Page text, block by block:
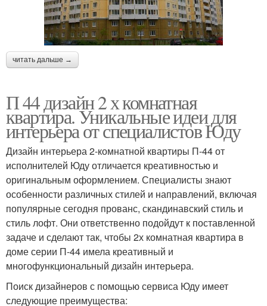
читать дальше →
П 44 дизайн 2 х комнатная
квартира. Уникальные идеи для
интерьера от специалистов Юду
Дизайн интерьера 2-комнатной квартиры П-44 от
исполнителей Юду отличается креативностью и
оригинальным оформлением. Специалисты знают
особенности различных стилей и направлений, включая
популярные сегодня прованс, скандинавский стиль и
стиль лофт. Они ответственно подойдут к поставленной
задаче и сделают так, чтобы 2х комнатная квартира в
доме серии П-44 имела креативный и
многофункциональный дизайн интерьера.
Поиск дизайнеров с помощью сервиса Юду имеет
следующие преимущества: